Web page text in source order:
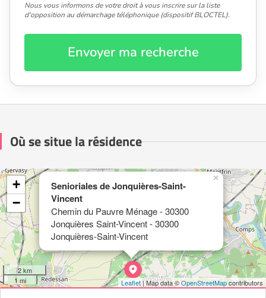
Nous vous informons de votre droit à vous inscrire sur la liste
d'opposition au démarchage téléphonique (dispositif BLOCTEL).
Envoyer ma recherche
Où se situe la résidence
Senioriales de Jonquières-Saint-
Vincent
Chemin du Pauvre Ménage - 30300
Jonquières Saint-Vincent - 30300
Jonquières-Saint-Vincent
×
+
−
2 km
1 mi
Leaflet| Map data ©OpenStreetMapcontributors